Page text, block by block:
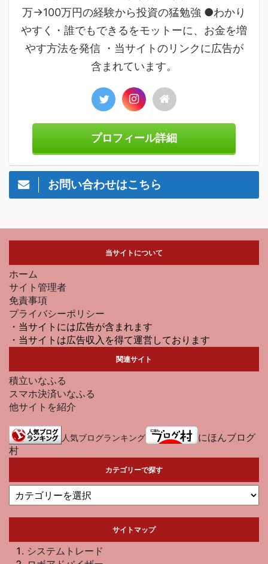
万→100万円の経験から投資の猛勉強 ●わかり
やすく・誰でもできるをモットーに、お金を増
やす方法を発信 ・当サイトのリンクに広告が
含まれています。
プロフィール詳細
お問い合わせはこちら
当サイトについて
ホーム
サイト管理者
免責事項
プライバシーポリシー
・当サイトには広告が含まれます
・当サイトは広告収入を得て運営しております
関連サイト
積立いなふる
スマホ決済いなふる
他サイトを紹介
人気ブログランキング
にほんブログ
村
カテゴリーで探す
サイトマップ
システムトレード